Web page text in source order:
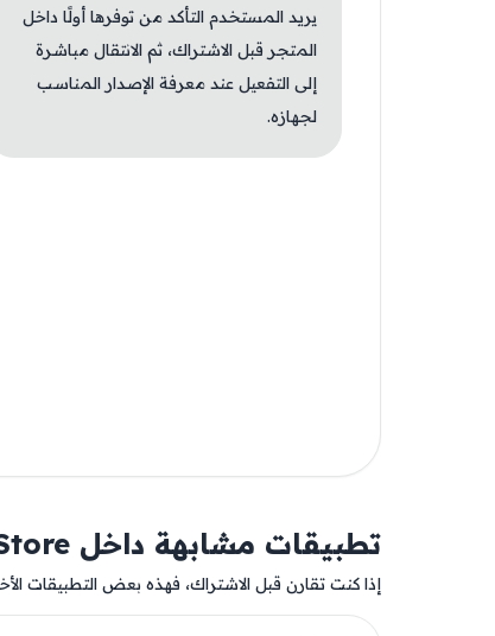
يريد المستخدم التأكد من توفرها أولًا داخل
المتجر قبل الاشتراك، ثم الانتقال مباشرة
إلى التفعيل عند معرفة الإصدار المناسب
لجهازه.
تطبيقات مشابهة داخل AM Store
إذا كنت تقارن قبل الاشتراك، فهذه بعض التطبيقات